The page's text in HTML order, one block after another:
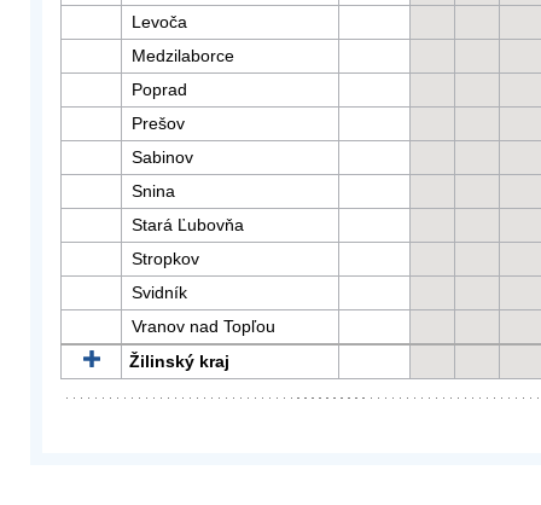
Levoča
Medzilaborce
Poprad
Prešov
Sabinov
Snina
Stará Ľubovňa
Stropkov
Svidník
Vranov nad Topľou
Žilinský kraj